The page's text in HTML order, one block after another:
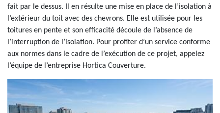
fait par le dessus. Il en résulte une mise en place de l’isolation à
l’extérieur du toit avec des chevrons. Elle est utilisée pour les
toitures en pente et son efficacité découle de l’absence de
l’interruption de l’isolation. Pour profiter d’un service conforme
aux normes dans le cadre de l’exécution de ce projet, appelez
l’équipe de l’entreprise Hortica Couverture.